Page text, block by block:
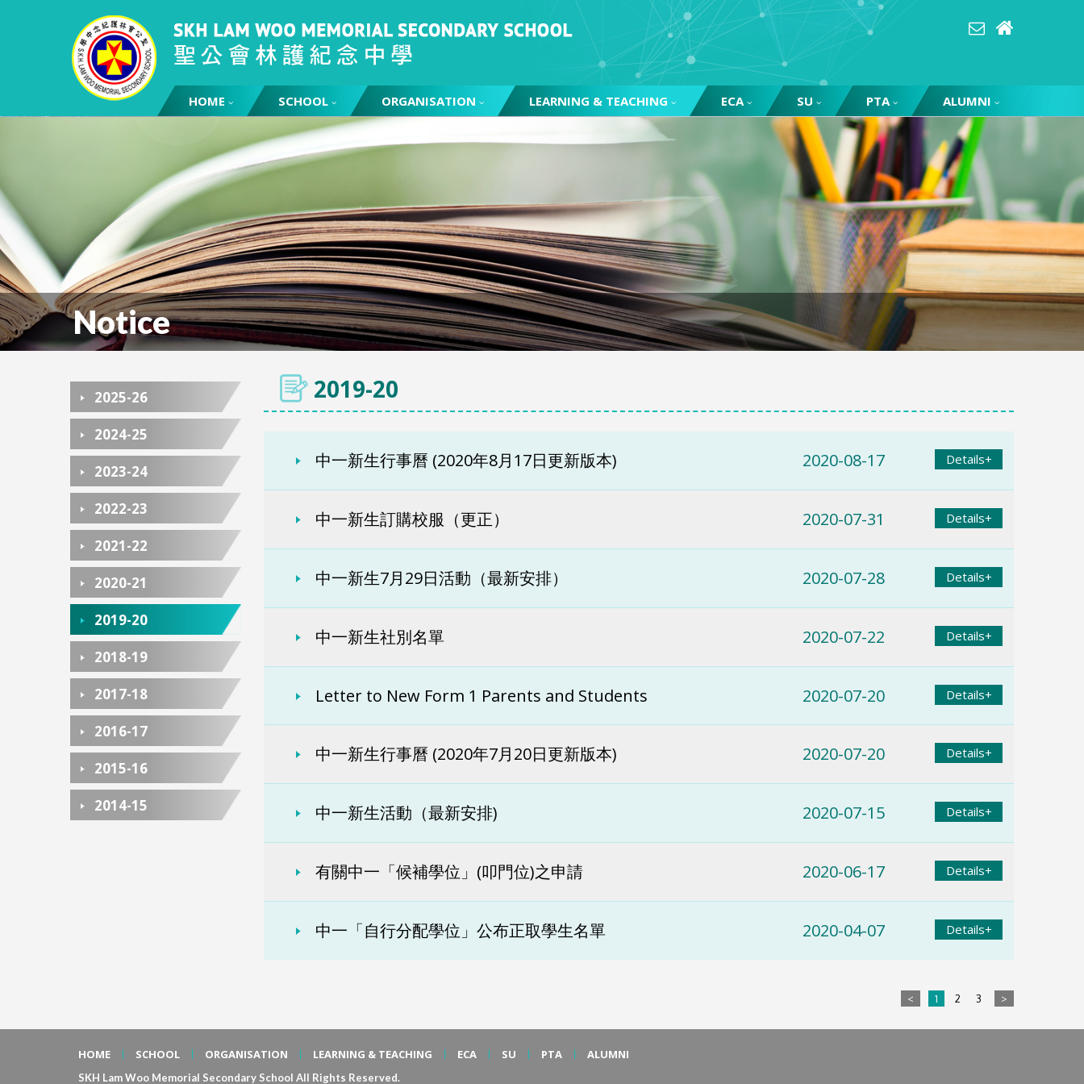
HOME SCHOOL ORGANISATION LEARNING & TEACHING ECA SU PTA ALUMNI
Notice
2025-26
2024-25
2023-24
2022-23
2021-22
2020-21
2019-20
2018-19
2017-18
2016-17
2015-16
2014-15
2019-20
中一新生行事曆 (2020年8月17日更新版本) 2020-08-17 Details+
中一新生訂購校服（更正） 2020-07-31 Details+
中一新生7月29日活動（最新安排） 2020-07-28 Details+
中一新生社別名單 2020-07-22 Details+
Letter to New Form 1 Parents and Students 2020-07-20 Details+
中一新生行事曆 (2020年7月20日更新版本) 2020-07-20 Details+
中一新生活動（最新安排) 2020-07-15 Details+
有關中一「候補學位」(叩門位)之申請 2020-06-17 Details+
中一「自行分配學位」公布正取學生名單 2020-04-07 Details+
< 1 2 3 >
HOME SCHOOL ORGANISATION LEARNING & TEACHING ECA SU PTA ALUMNI
SKH Lam Woo Memorial Secondary School All Rights Reserved.